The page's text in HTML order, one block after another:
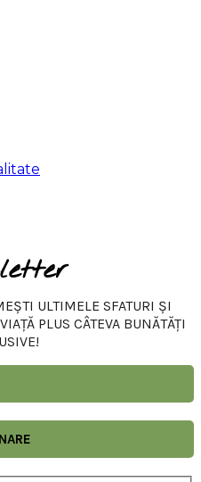
ULTIMELE SFATURI ȘI
PLUS CÂTEVA BUNĂTĂȚI